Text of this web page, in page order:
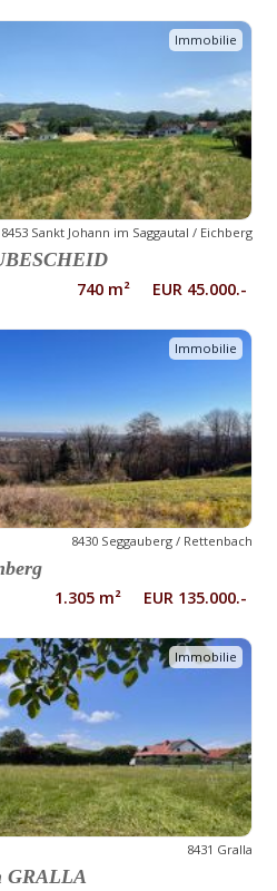
Immobilie
8453 Sankt Johann im Saggautal / Eichberg
740 m² EUR 45.000.-
Immobilie
8430 Seggauberg / Rettenbach
1.305 m² EUR 135.000.-
Immobilie
8431 Gralla
GRALLA